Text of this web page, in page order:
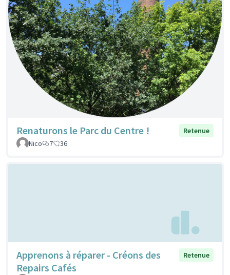
Renaturons le Parc du Centre !
Retenue
Nico
7 36
Apprenons à réparer - Créons des
Repairs Cafés
Retenue